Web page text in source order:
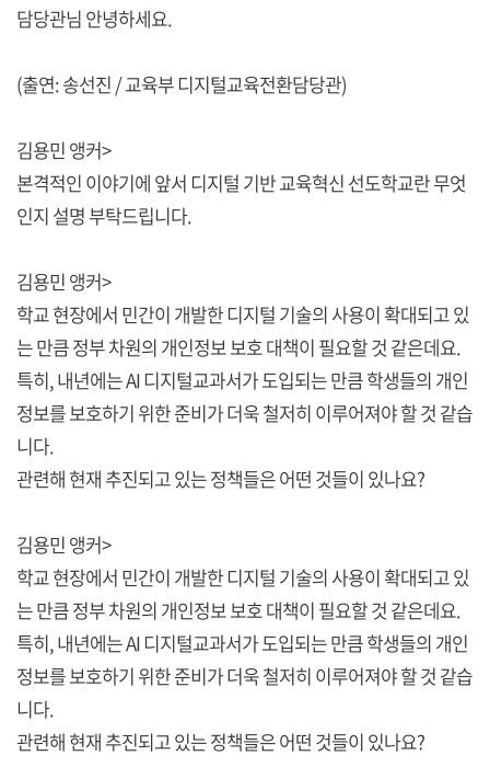
담당관님 안녕하세요.
(출연: 송선진 / 교육부 디지털교육전환담당관)
김용민 앵커>
본격적인 이야기에 앞서 디지털 기반 교육혁신 선도학교란 무엇
인지 설명 부탁드립니다.
김용민 앵커>
학교 현장에서 민간이 개발한 디지털 기술의 사용이 확대되고 있
는 만큼 정부 차원의 개인정보 보호 대책이 필요할 것 같은데요.
특히, 내년에는 AI 디지털교과서가 도입되는 만큼 학생들의 개인
정보를 보호하기 위한 준비가 더욱 철저히 이루어져야 할 것 같습
니다.
관련해 현재 추진되고 있는 정책들은 어떤 것들이 있나요?
김용민 앵커>
학교 현장에서 민간이 개발한 디지털 기술의 사용이 확대되고 있
는 만큼 정부 차원의 개인정보 보호 대책이 필요할 것 같은데요.
특히, 내년에는 AI 디지털교과서가 도입되는 만큼 학생들의 개인
정보를 보호하기 위한 준비가 더욱 철저히 이루어져야 할 것 같습
니다.
관련해 현재 추진되고 있는 정책들은 어떤 것들이 있나요?